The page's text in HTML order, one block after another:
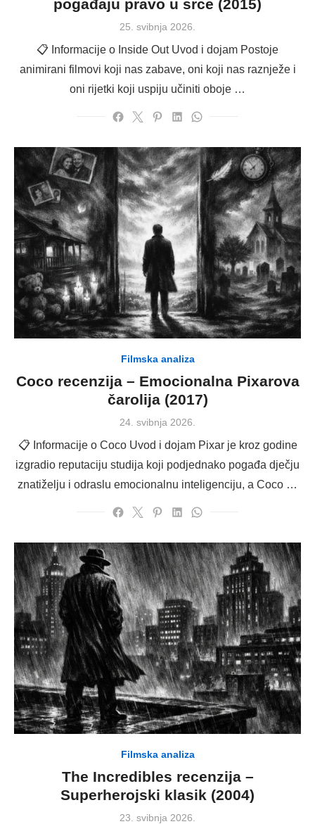
pogađaju pravo u srce (2015)
Posted
25. svibnja 2026.
📋 Informacije o Inside Out Uvod i dojam Postoje
animirani filmovi koji nas zabave, oni koji nas raznježe i
oni rijetki koji uspiju učiniti oboje …
Filmska analiza
Coco recenzija – Emocionalna Pixarova
čarolija (2017)
Posted
24. svibnja 2026.
📋 Informacije o Coco Uvod i dojam Pixar je kroz godine
izgradio reputaciju studija koji podjednako pogađa dječju
znatiželju i odraslu emocionalnu inteligenciju, a Coco …
Filmska analiza
The Incredibles recenzija –
Superherojski klasik (2004)
Posted
23. svibnja 2026.